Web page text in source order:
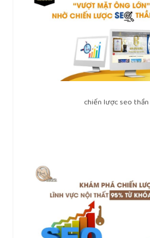
chiến lược seo